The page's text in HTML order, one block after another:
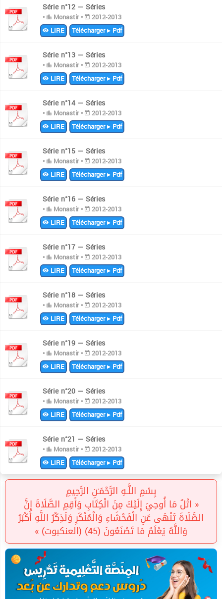
Série n°12 — Séries
• Monastir •
2012-2013
LIRE Télécharger ▸ Pdf
Série n°13 — Séries
• Monastir •
2012-2013
LIRE Télécharger ▸ Pdf
Série n°14 — Séries
• Monastir •
2012-2013
LIRE Télécharger ▸ Pdf
Série n°15 — Séries
• Monastir •
2012-2013
LIRE Télécharger ▸ Pdf
Série n°16 — Séries
• Monastir •
2012-2013
LIRE Télécharger ▸ Pdf
Série n°17 — Séries
• Monastir •
2012-2013
LIRE Télécharger ▸ Pdf
Série n°18 — Séries
• Monastir •
2012-2013
LIRE Télécharger ▸ Pdf
Série n°19 — Séries
• Monastir •
2012-2013
LIRE Télécharger ▸ Pdf
Série n°20 — Séries
• Monastir •
2012-2013
LIRE Télécharger ▸ Pdf
Série n°21 — Séries
• Monastir •
2012-2013
LIRE Télécharger ▸ Pdf
بِسْمِ اللَّـهِ الرَّحْمَـٰنِ الرَّحِيمِ
« اتْلُ مَا أُوحِيَ إِلَيْكَ مِنَ الْكِتَابِ وَأَقِمِ الصَّلَاةَ إِنَّ
الصَّلَاةَ تَنْهَى عَنِ الْفَحْشَاءِ وَالْمُنْكَرِ وَلَذِكْرُ اللَّهِ أَكْبَرُ
وَاللَّهُ يَعْلَمُ مَا تَصْنَعُونَ (45) (العنكبوت) »